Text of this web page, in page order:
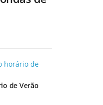
de Verão